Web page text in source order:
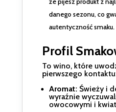
danego sezonu, co
autentyczność smaku.
Profil
To wino, które
pierwszego
Aromat: Świeży i
wyraźnie
owocowymi i